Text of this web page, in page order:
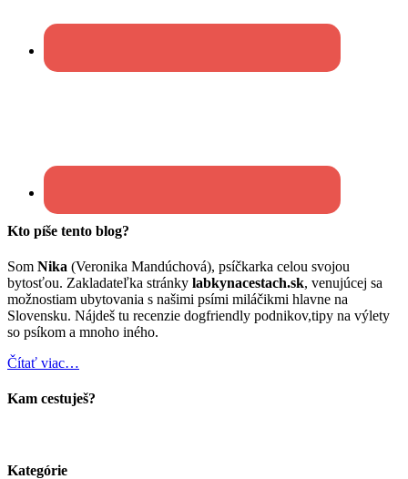
Kto píše tento blog?
Som Nika (Veronika Mandúchová), psíčkarka celou svojou
bytosťou. Zakladateľka stránky labkynacestach.sk, venujúcej sa
možnostiam ubytovania s našimi psími miláčikmi hlavne na
Slovensku. Nájdeš tu recenzie dogfriendly podnikov,tipy na výlety
so psíkom a mnoho iného.
Čítať viac…
Kam cestuješ?
Kategórie